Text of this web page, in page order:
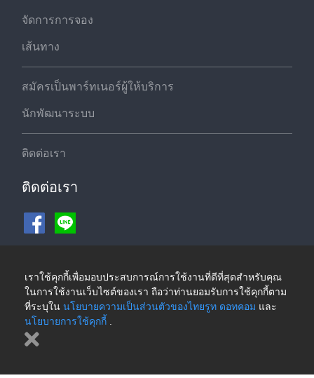
เราใช้คุกกี้เพื่อมอบประสบการณ์การใช้งานที่ดีที่สุดสำหรับคุณ
ในการใช้งานเว็บไซต์ของเรา ถือว่าท่านยอมรับการใช้คุกกี้ตาม
ที่ระบุใน นโยบายความเป็นส่วนตัวของไทยรูท ดอทคอม และ
นโยบายการใช้คุกกี้
จัดการการจอง
เส้นทาง
สมัครเป็นพาร์ทเนอร์ผู้ให้บริการ
นักพัฒนาระบบ
ติดต่อเรา
ติดต่อเรา